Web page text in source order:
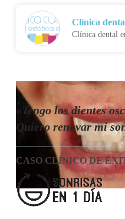
Clínica
Clínica dental
«Tengo los dientes
Quiero renovar mi
CASO CLÍNICO DE